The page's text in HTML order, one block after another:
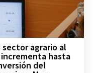
sector agrario al
incrementa hasta
del